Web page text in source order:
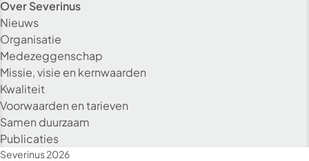
Over Severinus
Nieuws
Organisatie
Medezeggenschap
Missie, visie en kernwaarden
Kwaliteit
Voorwaarden en tarieven
Samen duurzaam
Publicaties
Severinus 2026